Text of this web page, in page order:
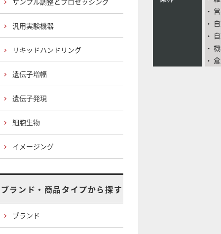
・
・
・
・
・
汎用実験機器
リキッドハンドリング
遺伝子増幅
遺伝子発現
細胞生物
イメージング
ブランド・商品タイプから探す
ブランド